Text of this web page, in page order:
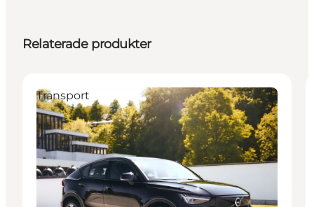
Relaterade produkter
Transport